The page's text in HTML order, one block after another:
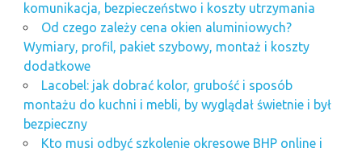
komunikacja, bezpieczeństwo i koszty utrzymania
Od czego zależy cena okien aluminiowych?
Wymiary, profil, pakiet szybowy, montaż i koszty
dodatkowe
Lacobel: jak dobrać kolor, grubość i sposób
montażu do kuchni i mebli, by wyglądał świetnie i był
bezpieczny
Kto musi odbyć szkolenie okresowe BHP online i